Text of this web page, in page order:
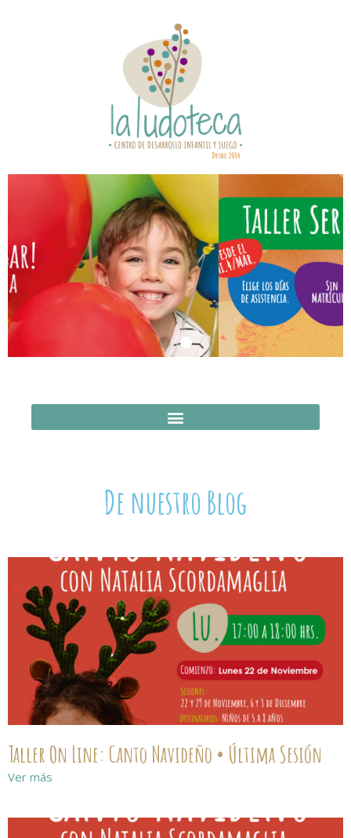
De nuestro Blog
Taller On Line: Canto Navideño • Última Sesión
Ver más